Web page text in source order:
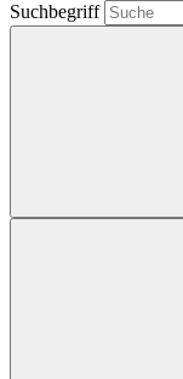
Suchbegriff